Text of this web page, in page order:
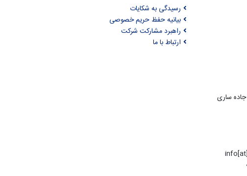
رسیدگی به شکایات
بیانیه حفظ حریم خصوصی
راهبرد مشارکت شرکت
ارتباط با ما
آدرس : مازندران - کیلومتر 3 جاده ساری